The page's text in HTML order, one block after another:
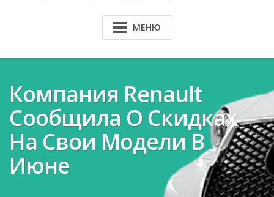
МЕНЮ
Компания Renault
Сообщила О Скидках
На Свои Модели В
Июне